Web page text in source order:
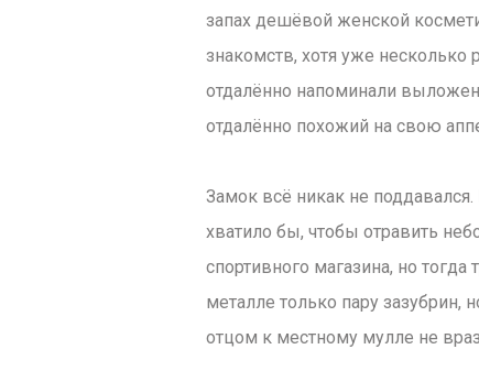
запах дешёвой женской
знакомств, хотя уже
отдалённо напоминали
отдалённо похожий на свою
Замок всё никак не
хватило бы, чтобы отравить
спортивного магазина, но
металле только пару зазубрин,
отцом к местному мулле не